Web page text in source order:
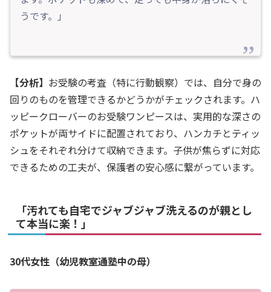
うです。」
【分析】 お受験の考査（特に行動観察）では、自分で身の
回りのものを管理できるかどうかがチェックされます。ハ
ッピークローバーのお受験ワンピースは、実用的な深さの
ポケットが両サイドに配置されており、ハンカチとティッ
シュをそれぞれ分けて収納できます。子供が焦らずに対応
できるための工夫が、保護者の安心感に繋がっています。
「汚れても自宅でジャブジャブ洗えるのが親とし
て本当に楽！」
30代女性（幼児教室通塾中の母）